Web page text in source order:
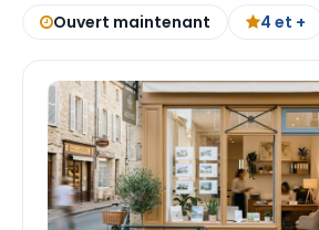
Ouvert maintenant 4 et +